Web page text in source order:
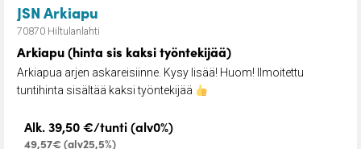
JSN Arkiapu
70870 Hiltulanlahti
Arkiapu (hinta sis kaksi työntekijää)
Arkiapua arjen askareisiinne. Kysy lisää! Huom! Ilmoitettu
tuntihinta sisältää kaksi työntekijää
Alk. 39,50 €/tunti (alv0%)
49,57€ (alv25,5%)